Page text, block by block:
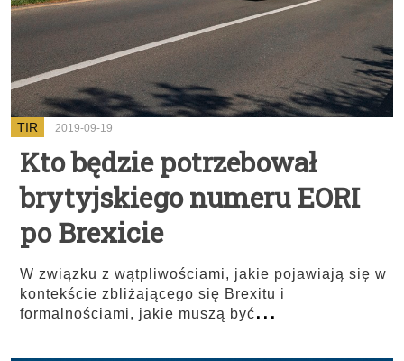
TIR 2019-09-19
Kto będzie potrzebował
brytyjskiego numeru EORI
po Brexicie
W związku z wątpliwościami, jakie pojawiają się w
kontekście zbliżającego się Brexitu i
formalnościami, jakie muszą być...